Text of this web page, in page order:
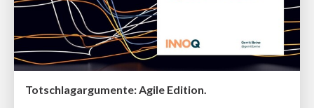
Totschlagargumente: Agile Edition.